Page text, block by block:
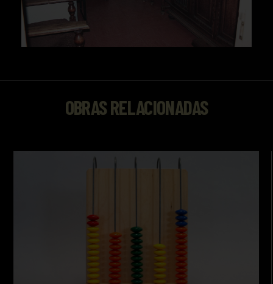
OBRAS RELACIONADAS